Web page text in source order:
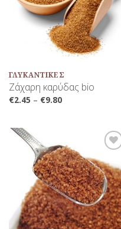
ΓΛΥΚΑΝΤΙΚΈΣ
Ζάχαρη καρύδας bio
€2.45 – €9.80
Προσθήκη
στη Λίστα
Αγαπημένων